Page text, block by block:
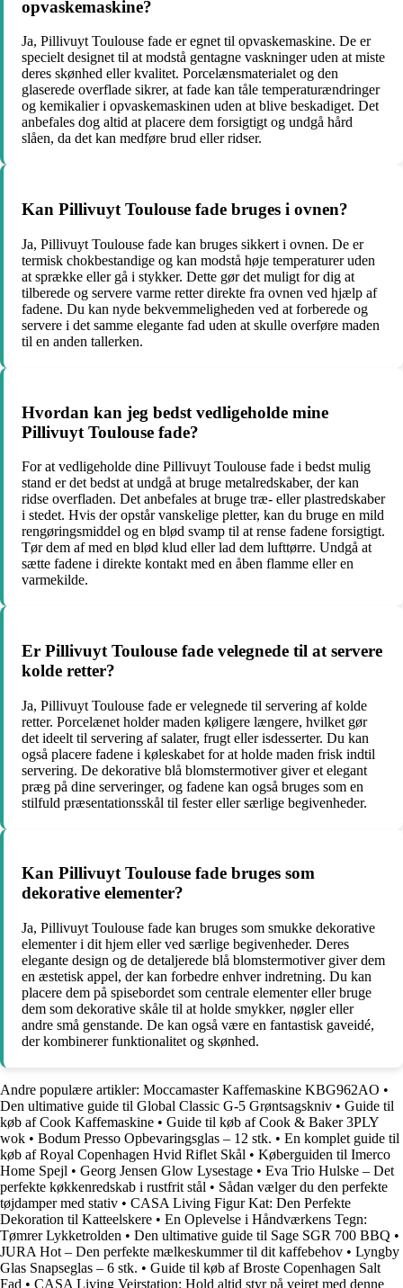
opvaskemaskine?
Ja, Pillivuyt Toulouse fade er egnet til opvaskemaskine. De er
specielt designet til at modstå gentagne vaskninger uden at miste
deres skønhed eller kvalitet. Porcelænsmaterialet og den
glaserede overflade sikrer, at fade kan tåle temperaturændringer
og kemikalier i opvaskemaskinen uden at blive beskadiget. Det
anbefales dog altid at placere dem forsigtigt og undgå hård
slåen, da det kan medføre brud eller ridser.
Kan Pillivuyt Toulouse fade bruges i ovnen?
Ja, Pillivuyt Toulouse fade kan bruges sikkert i ovnen. De er
termisk chokbestandige og kan modstå høje temperaturer uden
at sprække eller gå i stykker. Dette gør det muligt for dig at
tilberede og servere varme retter direkte fra ovnen ved hjælp af
fadene. Du kan nyde bekvemmeligheden ved at forberede og
servere i det samme elegante fad uden at skulle overføre maden
til en anden tallerken.
Hvordan kan jeg bedst vedligeholde mine
Pillivuyt Toulouse fade?
For at vedligeholde dine Pillivuyt Toulouse fade i bedst mulig
stand er det bedst at undgå at bruge metalredskaber, der kan
ridse overfladen. Det anbefales at bruge træ- eller plastredskaber
i stedet. Hvis der opstår vanskelige pletter, kan du bruge en mild
rengøringsmiddel og en blød svamp til at rense fadene forsigtigt.
Tør dem af med en blød klud eller lad dem lufttørre. Undgå at
sætte fadene i direkte kontakt med en åben flamme eller en
varmekilde.
Er Pillivuyt Toulouse fade velegnede til at servere
kolde retter?
Ja, Pillivuyt Toulouse fade er velegnede til servering af kolde
retter. Porcelænet holder maden køligere længere, hvilket gør
det ideelt til servering af salater, frugt eller isdesserter. Du kan
også placere fadene i køleskabet for at holde maden frisk indtil
servering. De dekorative blå blomstermotiver giver et elegant
præg på dine serveringer, og fadene kan også bruges som en
stilfuld præsentationsskål til fester eller særlige begivenheder.
Kan Pillivuyt Toulouse fade bruges som
dekorative elementer?
Ja, Pillivuyt Toulouse fade kan bruges som smukke dekorative
elementer i dit hjem eller ved særlige begivenheder. Deres
elegante design og de detaljerede blå blomstermotiver giver dem
en æstetisk appel, der kan forbedre enhver indretning. Du kan
placere dem på spisebordet som centrale elementer eller bruge
dem som dekorative skåle til at holde smykker, nøgler eller
andre små genstande. De kan også være en fantastisk gaveidé,
der kombinerer funktionalitet og skønhed.
Andre populære artikler: Moccamaster Kaffemaskine KBG962AO •
Den ultimative guide til Global Classic G-5 Grøntsagskniv • Guide til
køb af Cook Kaffemaskine • Guide til køb af Cook & Baker 3PLY
wok • Bodum Presso Opbevaringsglas – 12 stk. • En komplet guide til
køb af Royal Copenhagen Hvid Riflet Skål • Køberguiden til Imerco
Home Spejl • Georg Jensen Glow Lysestage • Eva Trio Hulske – Det
perfekte køkkenredskab i rustfrit stål • Sådan vælger du den perfekte
tøjdamper med stativ • CASA Living Figur Kat: Den Perfekte
Dekoration til Katteelskere • En Oplevelse i Håndværkens Tegn:
Tømrer Lykketrolden • Den ultimative guide til Sage SGR 700 BBQ •
JURA Hot – Den perfekte mælkeskummer til dit kaffebehov • Lyngby
Glas Snapseglas – 6 stk. • Guide til køb af Broste Copenhagen Salt
Fad • CASA Living Vejrstation: Hold altid styr på vejret med denne